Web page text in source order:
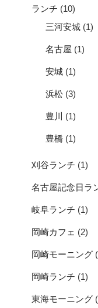
ランチ (10)
三河安城 (1)
名古屋 (1)
安城 (1)
浜松 (3)
豊川 (1)
豊橋 (1)
刈谷ランチ (1)
名古屋記念日ラ
岐阜ランチ (1)
岡崎カフェ (2)
岡崎モーニング
岡崎ランチ (1)
東海モーニング